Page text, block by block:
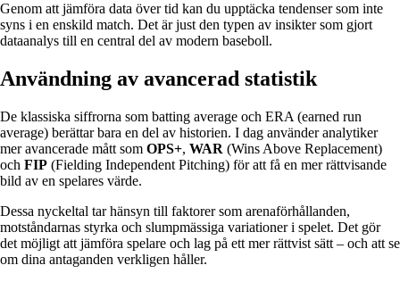
Genom att jämföra data över tid kan du upptäcka tendenser som inte
syns i en enskild match. Det är just den typen av insikter som gjort
dataanalys till en central del av modern baseboll.
Användning av avancerad statistik
De klassiska siffrorna som batting average och ERA (earned run
average) berättar bara en del av historien. I dag använder analytiker
mer avancerade mått som OPS+, WAR (Wins Above Replacement)
och FIP (Fielding Independent Pitching) för att få en mer rättvisande
bild av en spelares värde.
Dessa nyckeltal tar hänsyn till faktorer som arenaförhållanden,
motståndarnas styrka och slumpmässiga variationer i spelet. Det gör
det möjligt att jämföra spelare och lag på ett mer rättvist sätt – och att se
om dina antaganden verkligen håller.